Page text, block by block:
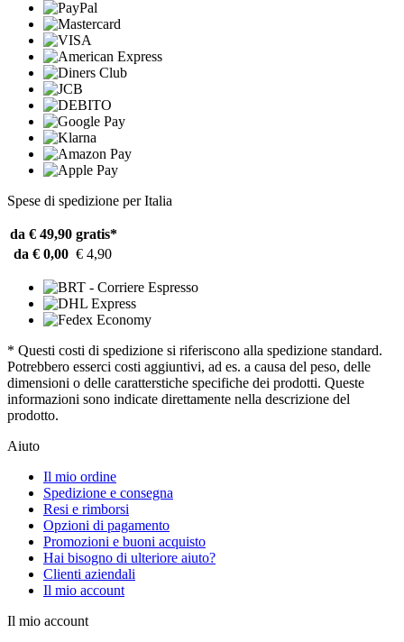
Spese di spedizione per Italia
da € 49,90 gratis*
da € 0,00 € 4,90
* Questi costi di spedizione si riferiscono alla spedizione standard.
Potrebbero esserci costi aggiuntivi, ad es. a causa del peso, delle
dimensioni o delle caratterstiche specifiche dei prodotti. Queste
informazioni sono indicate direttamente nella descrizione del
prodotto.
Aiuto
Il mio ordine
Spedizione e consegna
Resi e rimborsi
Opzioni di pagamento
Promozioni e buoni acquisto
Hai bisogno di ulteriore aiuto?
Clienti aziendali
Il mio account
Il mio account